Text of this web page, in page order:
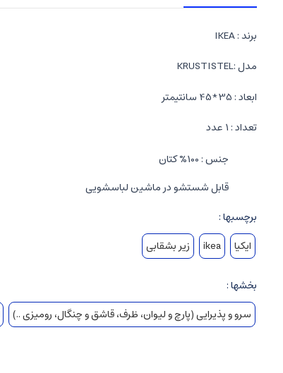
برند : IKEA
مدل :KRUSTISTEL
ابعاد : 35*45 سانتیمتر
تعداد : 1 عدد
جنس : 100% کتان
قابل شستشو در ماشین لباسشویی
برچسبها :
ایکیا
ikea زیر بشقابی
بخشها :
سرو و پذیرایی (پارچ و لیوان، ظرف، قاشق و چنگال، رومیزی ..)